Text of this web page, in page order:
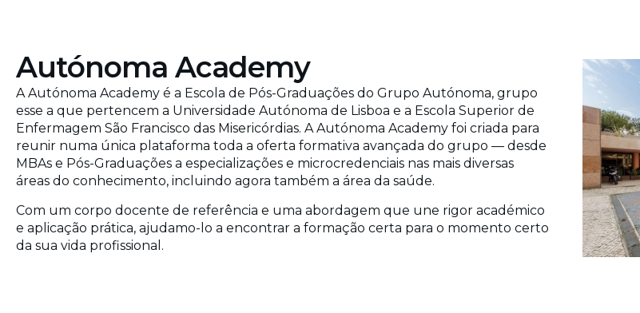
Autónoma Academy
A Autónoma Academy é a Escola de Pós-Graduações do Grupo Autónoma, grupo
esse a que pertencem a Universidade Autónoma de Lisboa e a Escola Superior de
Enfermagem São Francisco das Misericórdias. A Autónoma Academy foi criada para
reunir numa única plataforma toda a oferta formativa avançada do grupo — desde
MBAs e Pós-Graduações a especializações e microcredenciais nas mais diversas
áreas do conhecimento, incluindo agora também a área da saúde.
Com um corpo docente de referência e uma abordagem que une rigor académico
e aplicação prática, ajudamo-lo a encontrar a formação certa para o momento certo
da sua vida profissional.